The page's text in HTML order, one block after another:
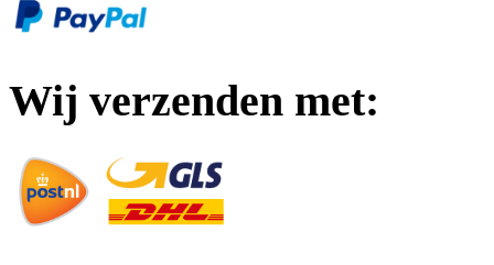
Wij verzenden met: